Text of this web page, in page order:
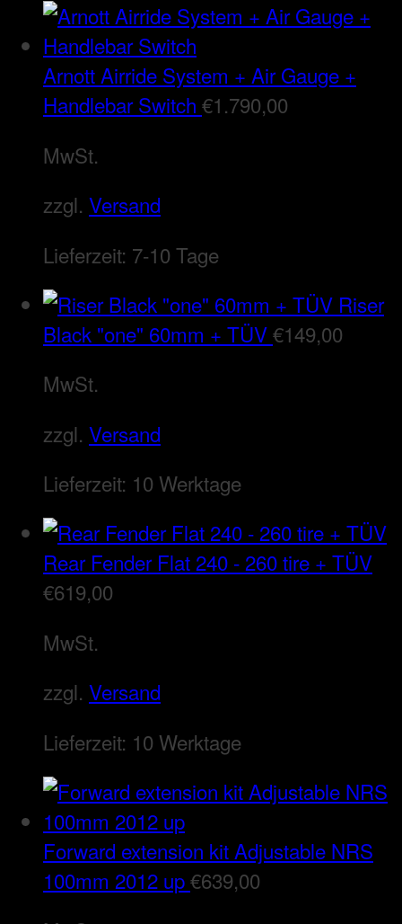
Arnott Airride System + Air Gauge +
Handlebar Switch €1.790,00
MwSt.
zzgl. Versand
Lieferzeit: 7-10 Tage
Riser
Black "one" 60mm + TÜV€149,00
MwSt.
zzgl. Versand
Lieferzeit: 10 Werktage
Rear Fender Flat 240 - 260 tire + TÜV
€619,00
MwSt.
zzgl. Versand
Lieferzeit: 10 Werktage
Forward extension kit Adjustable NRS
100mm 2012 up€639,00